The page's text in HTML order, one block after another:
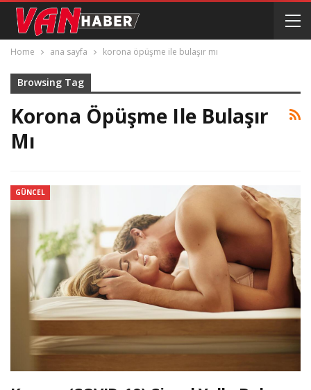
Home ana sayfa korona öpüşme ile bulaşır mı
Browsing Tag
Korona Öpüşme Ile Bulaşır
Mı
GÜNCEL